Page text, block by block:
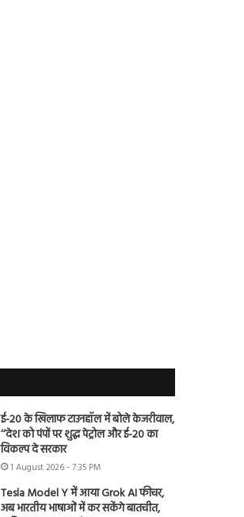
ई-20 के खिलाफ टाउनहॉल में बोले केजरीवाल,
‘‘देश को पंपों पर शुद्ध पेट्रोल और ई-20 का
विकल्प दे सरकार
1 August 2026 - 7:35 PM
Tesla Model Y में आया Grok AI फीचर,
अब भारतीय भाषाओं में कर सकेंगे बातचीत,